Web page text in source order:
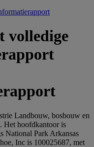
Landbouw, bosbouw en
Het hoofdkantoor is
National Park Arkansas
Inc is 100025687, met